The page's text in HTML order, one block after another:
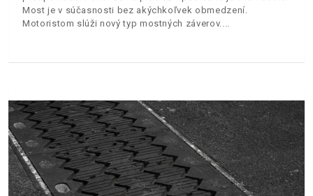
Most je v súčasnosti bez akýchkoľvek obmedzení.
Motoristom slúži nový typ mostných záverov.